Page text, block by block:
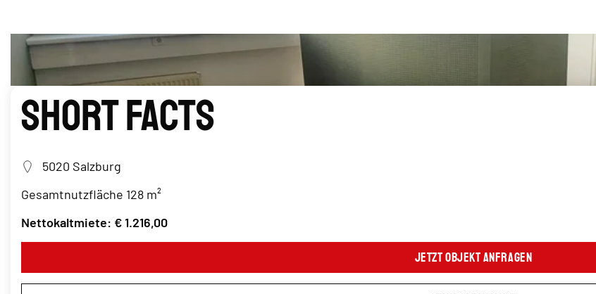
Short Facts
5020 Salzburg
Gesamtnutzfläche 128 m²
Nettokaltmiete: € 1.216,00
Jetzt Objekt anfragen